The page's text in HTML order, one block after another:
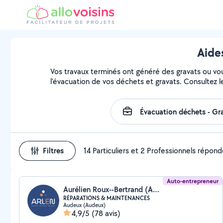
Vos travaux terminés ont généré des gravats ou
l'évacuation de vos déchets et gravats.
Filtres 14 Particuliers et 2 Professionnels
Auto-entrepreneur
Aurélien Roux--Bertrand (ARLEN)
RÉPARATIONS & MAINTENANCES
Audeux (Audeux)
4,9/5 (78 avis)